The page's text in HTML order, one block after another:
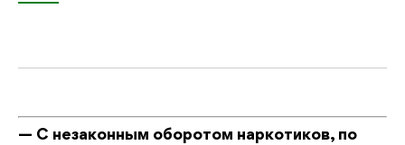
— С незаконным оборотом наркотиков, по